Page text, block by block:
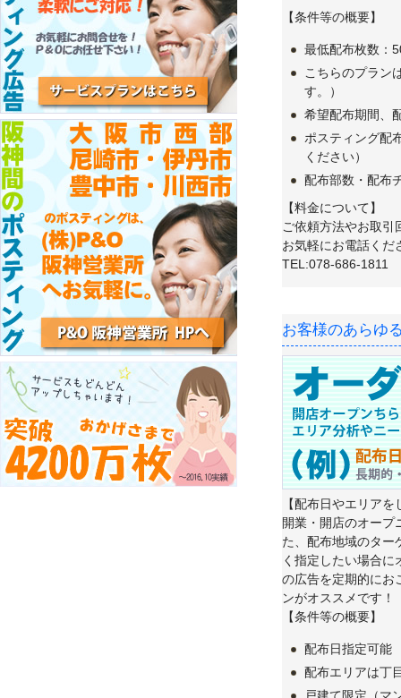
【条件等の概要】
最低配布枚数：
こちらのプラン
す。）
希望配布期間、
ポスティング配
ください）
配布部数・配布
【料金について】
ご依頼方法やお取引
お気軽にお電話くだ
TEL:078-686-1811
お客様のあらゆ
【配布日やエリア
開業・開店のオープ
た、配布地域のター
く指定したい場合
の広告を定期的にお
ンがオススメです！
【条件等の概要】
配布日指定可能
配布エリアは丁